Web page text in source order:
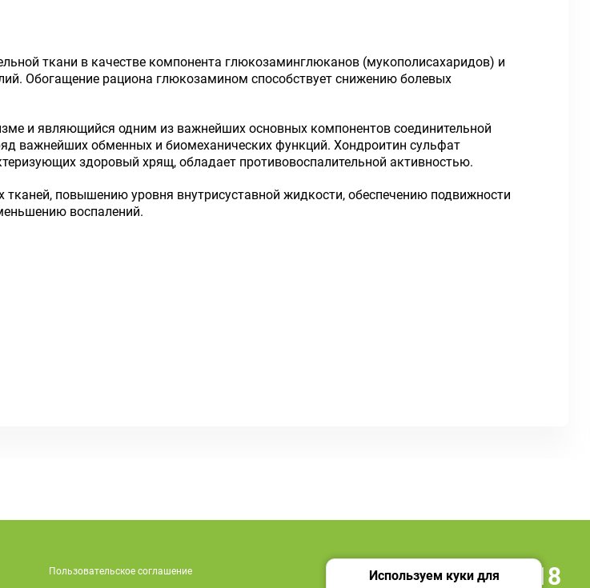
ткани в качестве компонента глюкозаминглюканов (мукополисахаридов) и
Обогащение рациона глюкозамином способствует снижению болевых
и являющийся одним из важнейших основных компонентов соединительной
важнейших обменных и биомеханических функций. Хондроитин сульфат
здоровый хрящ, обладает противовоспалительной активностью.
повышению уровня внутрисуставной жидкости, обеспечению подвижности
воспалений.
Пользовательское соглашение +7 495 419 18 18
Используем куки для